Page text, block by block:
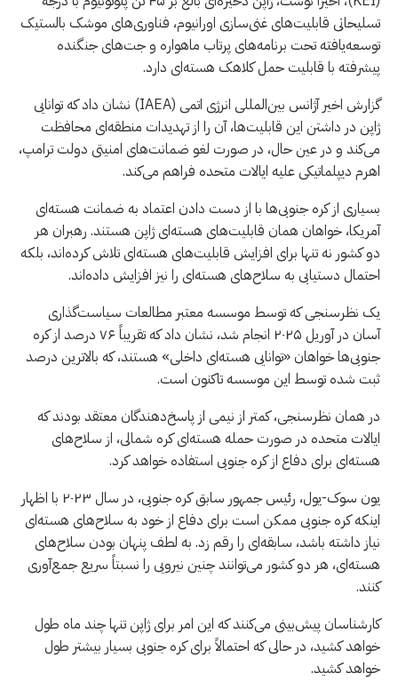
تسلیحاتی قابلیت‌های غنی‌سازی اورانیوم، فناوری‌های موشک بالستیک
توسعه‌یافته تحت برنامه‌های پرتاب ماهواره و جت‌های جنگنده
پیشرفته با قابلیت حمل کلاهک هسته‌ای دارد.
گزارش اخیر آژانس بین‌المللی انرژی اتمی (IAEA) نشان داد که توانایی
ژاپن در داشتن این قابلیت‌ها، آن را از تهدیدات منطقه‌ای محافظت
می‌کند و در عین حال، در صورت لغو ضمانت‌های امنیتی دولت ترامپ،
اهرم دیپلماتیکی علیه ایالات متحده فراهم می‌کند.
بسیاری از کره جنوبی‌ها با از دست دادن اعتماد به ضمانت هسته‌ای
آمریکا، خواهان همان قابلیت‌های هسته‌ای ژاپن هستند. رهبران هر
دو کشور نه تنها برای افزایش قابلیت‌های هسته‌ای تلاش کرده‌اند، بلکه
احتمال دستیابی به سلاح‌های هسته‌ای را نیز افزایش داده‌اند.
یک نظرسنجی که توسط موسسه معتبر مطالعات سیاست‌گذاری
آسان در آوریل ۲۰۲۵ انجام شد، نشان داد که تقریباً ۷۶ درصد از کره
جنوبی‌ها خواهان «توانایی هسته‌ای داخلی» هستند، که بالاترین درصد
ثبت شده توسط این موسسه تاکنون است.
در همان نظرسنجی، کمتر از نیمی از پاسخ‌دهندگان معتقد بودند که
ایالات متحده در صورت حمله هسته‌ای کره شمالی، از سلاح‌های
هسته‌ای برای دفاع از کره جنوبی استفاده خواهد کرد.
یون سوک-یول، رئیس جمهور سابق کره جنوبی، در سال ۲۰۲۳ با اظهار
اینکه کره جنوبی ممکن است برای دفاع از خود به سلاح‌های هسته‌ای
نیاز داشته باشد، سابقه‌ای را رقم زد. به لطف پنهان بودن سلاح‌های
هسته‌ای، هر دو کشور می‌توانند چنین نیرویی را نسبتاً سریع جمع‌آوری
کنند.
کارشناسان پیش‌بینی می‌کنند که این امر برای ژاپن تنها چند ماه طول
خواهد کشید، در حالی که احتمالاً برای کره جنوبی بسیار بیشتر طول
خواهد کشید.